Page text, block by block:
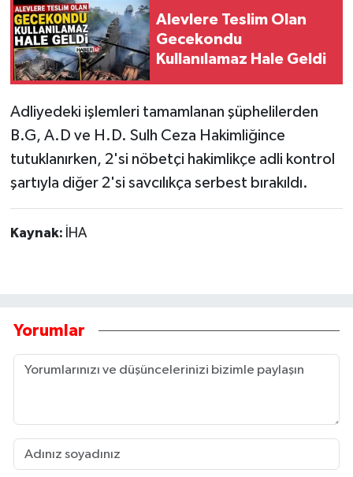
Alevlere Teslim Olan
Gecekondu
Kullanılamaz Hale Geldi
Adliyedeki işlemleri tamamlanan şüphelilerden
B.G, A.D ve H.D. Sulh Ceza Hakimliğince
tutuklanırken, 2'si nöbetçi hakimlikçe adli kontrol
şartıyla diğer 2'si savcılıkça serbest bırakıldı.
Kaynak: İHA
Yorumlar